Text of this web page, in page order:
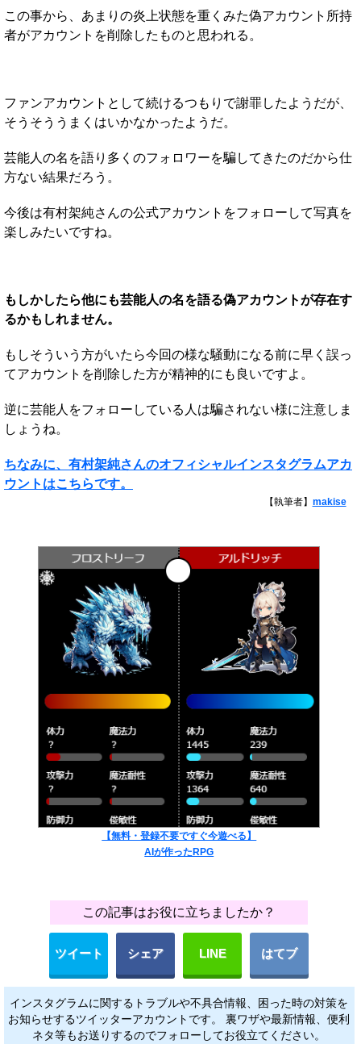
この事から、あまりの炎上状態を重くみた偽アカウント所持
者がアカウントを削除したものと思われる。
ファンアカウントとして続けるつもりで謝罪したようだが、
そうそううまくはいかなかったようだ。
芸能人の名を語り多くのフォロワーを騙してきたのだから仕
方ない結果だろう。
今後は有村架純さんの公式アカウントをフォローして写真を
楽しみたいですね。
もしかしたら他にも芸能人の名を語る偽アカウントが存在す
るかもしれません。
もしそういう方がいたら今回の様な騒動になる前に早く誤っ
てアカウントを削除した方が精神的にも良いですよ。
逆に芸能人をフォローしている人は騙されない様に注意しま
しょうね。
ちなみに、有村架純さんのオフィシャルインスタグラムアカ
ウントはこちらです。
【執筆者】 makise
【無料・登録不要ですぐ今遊べる】
AIが作ったRPG
この記事はお役に立ちましたか？
ツイート シェア LINE はてブ
インスタグラムに関するトラブルや不具合情報、困った時の対策を
お知らせするツイッターアカウントです。 裏ワザや最新情報、便利
ネタ等もお送りするのでフォローしてお役立てください。